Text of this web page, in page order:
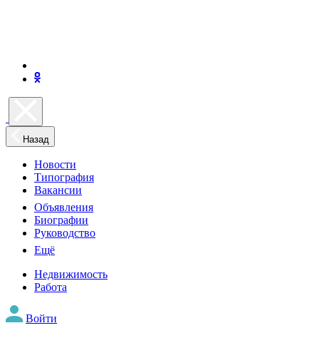
Назад
Новости
Типография
Вакансии
Объявления
Биографии
Руководство
Ещё
Недвижимость
Работа
Войти